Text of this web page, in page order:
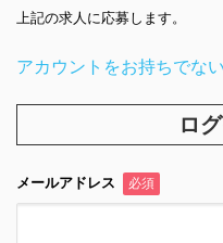
上記の求人に応募します。
アカウントをお持ちでな
ロ
メールアドレス 必須